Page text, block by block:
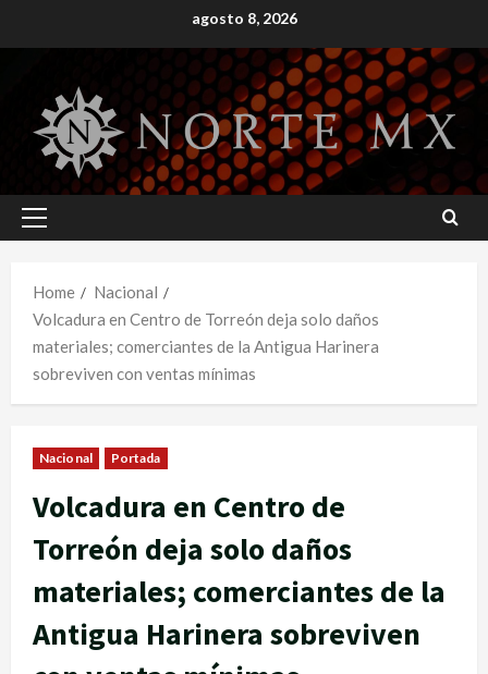
to
agosto 8, 2026
Primary
Home
Nacional
Volcadura en Centro de Torreón deja solo daños
materiales; comerciantes de la Antigua Harinera
sobreviven con ventas mínimas
Nacional Portada
Volcadura en Centro de
Torreón deja solo daños
materiales; comerciantes de la
Antigua Harinera sobreviven